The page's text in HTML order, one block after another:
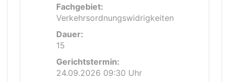
Fachgebiet:
Verkehrsordnungswidrigkeiten
Dauer:
15
Gerichtstermin:
24.09.2026 09:30 Uhr